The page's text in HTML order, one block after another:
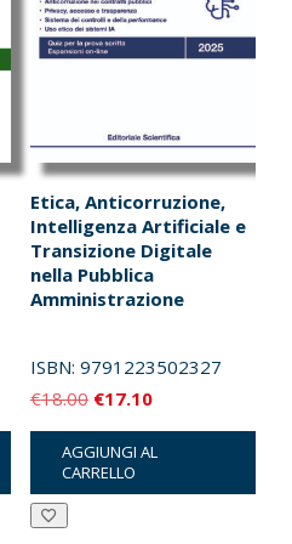
Etica, Anticorruzione,
Intelligenza Artificiale e
Transizione Digitale
nella Pubblica
Amministrazione
ISBN: 9791223502327
€18.00 Il
prezzo
originale
era:
€17.10Il
prezzo
attuale
è:
AGGIUNGI AL
CARRELLO